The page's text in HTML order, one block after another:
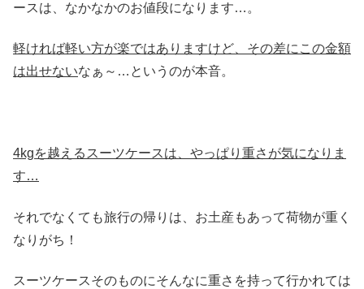
ースは、なかなかのお値段になります…。
軽ければ軽い方が楽ではありますけど、その差にこの金額
は出せないなぁ～…というのが本音。
4kgを越えるスーツケースは、やっぱり重さが気になりま
す…
それでなくても旅行の帰りは、お土産もあって荷物が重く
なりがち！
スーツケースそのものにそんなに重さを持って行かれては